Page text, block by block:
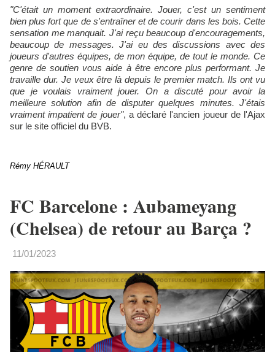
"C'était un moment extraordinaire. Jouer, c'est un sentiment
bien plus fort que de s'entraîner et de courir dans les bois. Cette
sensation me manquait. J'ai reçu beaucoup d'encouragements,
beaucoup de messages. J'ai eu des discussions avec des
joueurs d'autres équipes, de mon équipe, de tout le monde. Ce
genre de soutien vous aide à être encore plus performant. Je
travaille dur. Je veux être là depuis le premier match. Ils ont vu
que je voulais vraiment jouer. On a discuté pour avoir la
meilleure solution afin de disputer quelques minutes. J'étais
vraiment impatient de jouer", a déclaré l'ancien joueur de l'Ajax
sur le site officiel du BVB.
Rémy HÉRAULT
​FC Barcelone : Aubameyang
(Chelsea) de retour au Barça ?
11/01/2023